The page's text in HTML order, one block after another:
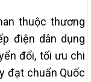
thuộc thương
điện dân dụng
đổi, tối ưu chi
đạt chuẩn Quốc